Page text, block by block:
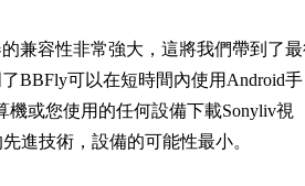
兼容性非常強大，這將我們帶到了
BBFly可以在短時間內使用Android手
機或您使用的任何設備下載Sonyliv視
進技術，設備的可能性最小。